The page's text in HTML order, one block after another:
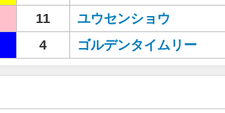
11 ユウセンショウ
4 ゴルデンタイムリー